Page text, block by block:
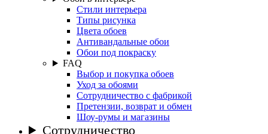
Стили интерьера
Типы рисунка
Цвета обоев
Антивандальные обои
Обои под покраску
FAQ
Выбор и покупка обоев
Уход за обоями
Сотрудничество с фабрикой
Претензии, возврат и обмен
Шоу-румы и магазины
Сотрудничество